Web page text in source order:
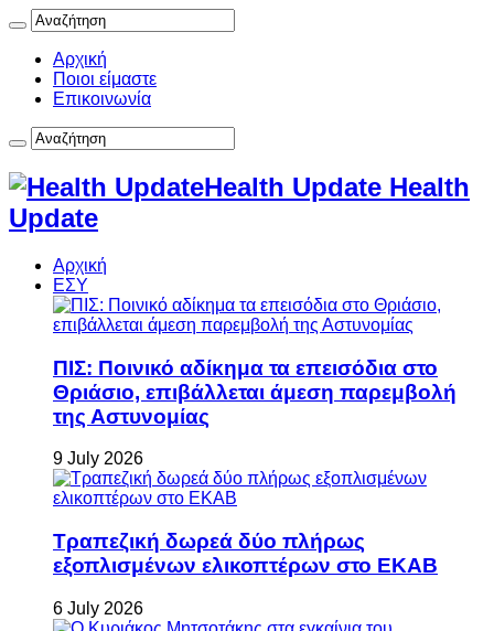
Αρχική
Ποιοι είμαστε
Επικοινωνία
Health Update Health
Update
Αρχική
ΕΣΥ
ΠΙΣ: Ποινικό αδίκημα τα επεισόδια στο
Θριάσιο, επιβάλλεται άμεση παρεμβολή
της Αστυνομίας
9 July 2026
Τραπεζική δωρεά δύο πλήρως
εξοπλισμένων ελικοπτέρων στο ΕΚΑΒ
6 July 2026